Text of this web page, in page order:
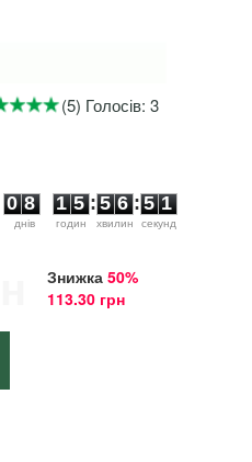
(5) Голосів: 3
0 8
днiв
1 5
годин
: 5 6
хвилин
: 5 0
1
секунд
Знижка 50%
113.30 грн